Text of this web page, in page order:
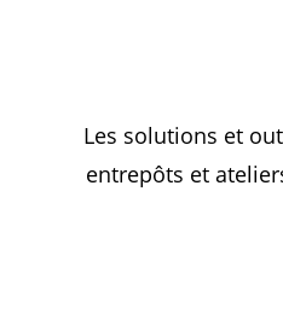
Les solutions et
entrepôts et